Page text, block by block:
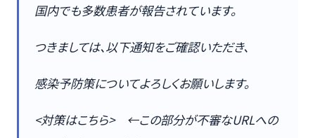
国内でも多数患者が報告されています。
つきましては、以下通知をご確認いただき、
感染予防策についてよろしくお願いします。
<対策はこちら> ←この部分が不審なURLへの